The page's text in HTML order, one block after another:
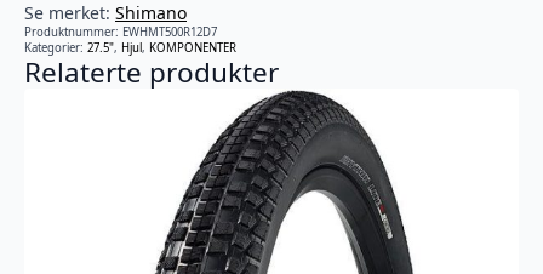
Se merket: Shimano
Produktnummer: EWHMT500R12D7
Kategorier: 27.5", Hjul, KOMPONENTER
Relaterte produkter